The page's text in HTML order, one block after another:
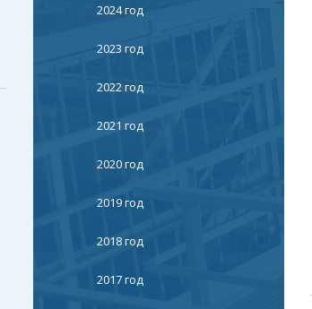
2024 год
2023 год
2022 год
2021 год
2020 год
2019 год
2018 год
2017 год